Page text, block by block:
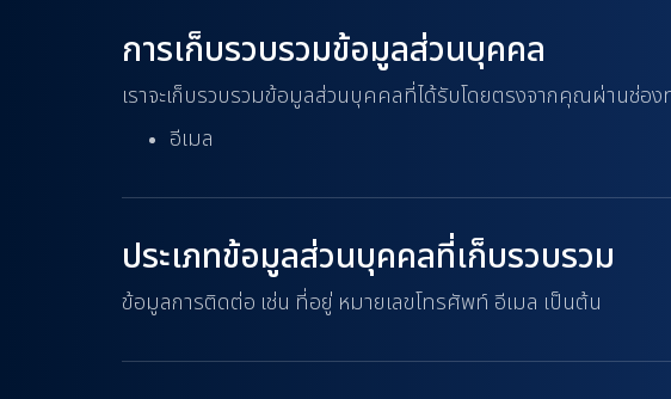
การเก็บรวบรวมข้อมูลส่วนบุคคล
เราจะเก็บรวบรวมข้อมูลส่วนบุคคลที่ได้รับโดยตรงจากคุณผ่านช่อง
อีเมล
ประเภทข้อมูลส่วนบุคคลที่เก็บรวบรวม
ข้อมูลการติดต่อ เช่น ที่อยู่ หมายเลขโทรศัพท์ อีเมล เป็นต้น